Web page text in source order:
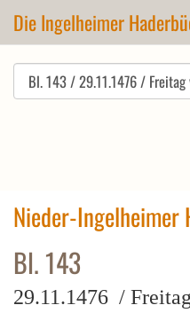
Die Ingelheimer
Nieder-
Bl. 143
29.11.1476 /